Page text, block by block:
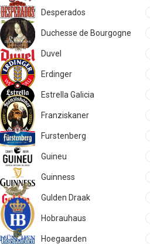
Desperados
Duchesse de Bourgogne
Duvel
Erdinger
Estrella Galicia
Franziskaner
Furstenberg
Guineu
Guinness
Gulden Draak
Hobrauhaus
Hoegaarden